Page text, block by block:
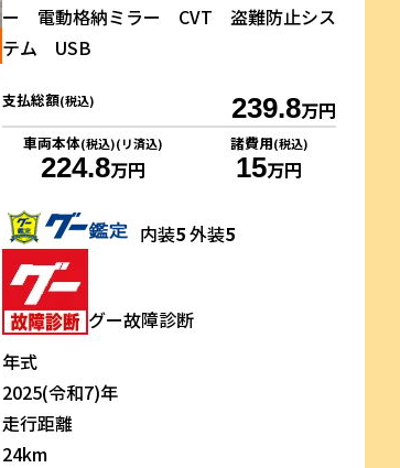
ー 電動格納ミラー CVT 盗難防止シス
テム USB
支払総額(税込) 239.8万円
車両本体(税込)(リ済込)
224.8万円
諸費用(税込)
15万円
内装5外装5
グー故障診断
年式
2025(令和7)年
走行距離
24km